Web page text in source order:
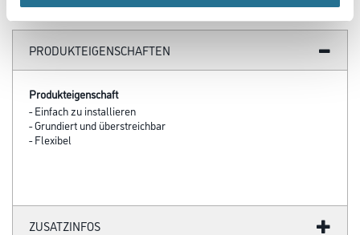
PRODUKTEIGENSCHAFTEN
Produkteigenschaft
- Einfach zu installieren
- Grundiert und überstreichbar
- Flexibel
ZUSATZINFOS